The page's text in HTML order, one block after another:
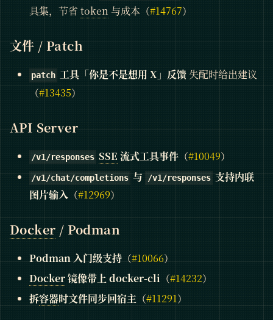
具集，节省 token 与成本（#14767）
文件 / Patch
patch 工具「你是不是想用 X」反馈 失配时给出建议
（#13435）
API Server
/v1/responses SSE 流式工具事件 （#10049）
/v1/chat/completions 与 /v1/responses 支持内联
图片输入 （#12969）
Docker / Podman
Podman 入门级支持（#10066）
Docker镜像带上 docker-cli （#14232）
拆容器时文件同步回宿主 （#11291）